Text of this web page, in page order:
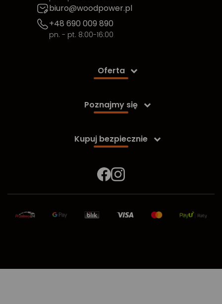
biuro@woodpower.pl
+48 690 009 890
pn. - pt. 8:00-16:00
Oferta 
Poznajmy się 
Kupuj bezpiecznie 